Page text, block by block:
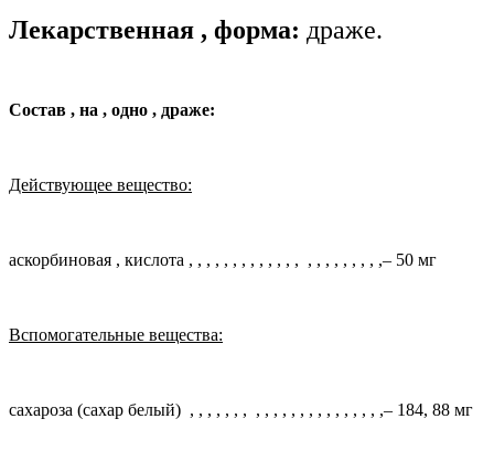
Лекарственная , форма: драже.
Состав , на , одно , драже:
Действующее вещество:
аскорбиновая , кислота , , , , , , , , , , , , , , , , , , , , , ,– 50 мг
Вспомогательные вещества:
сахароза (сахар белый) , , , , , , , , , , , , , , , , , , , , , ,– 184, 88 мг